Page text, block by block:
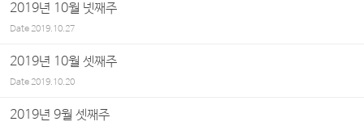
2019년 10월 넷째주
Date2019.10.27
2019년 10월 셋째주
Date2019.10.20
2019년 9월 셋째주